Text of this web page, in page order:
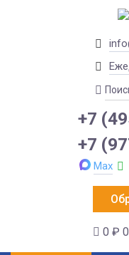
+7
+7
Max
0 ₽